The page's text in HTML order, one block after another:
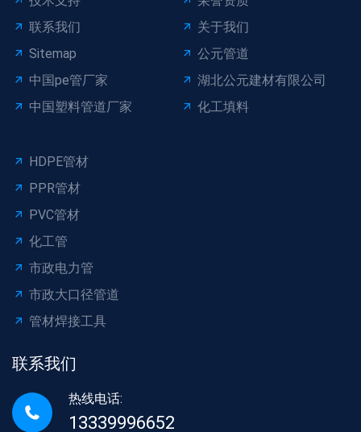
联系我们
关于我们
Sitemap
公元管道
中国pe管厂家
湖北公元建材有限公司
中国塑料管道厂家
化工填料
HDPE管材
PPR管材
PVC管材
化工管
市政电力管
市政大口径管道
管材焊接工具
联系我们
热线电话:
13339996652